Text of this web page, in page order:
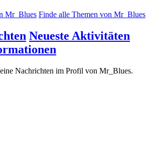
Mr_Blues Finde alle Themen von Mr_Blues
Neueste Aktivitäten
Nachrichten im Profil von Mr_Blues.